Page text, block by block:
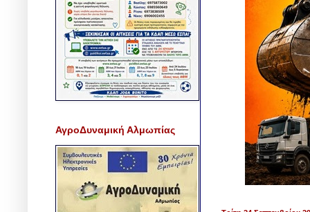
ΑγροΔυναμική Αλμωπίας